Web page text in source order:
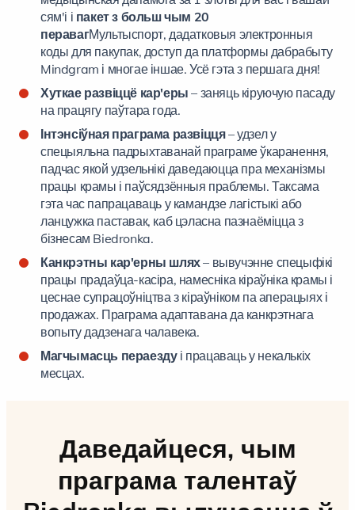
сям'і і пакет з больш чым 20
перавагМультыспорт, дадатковыя электронныя
коды для пакупак, доступ да платформы дабрабыту
Mindgram і многае іншае. Усё гэта з першага дня!
Хуткае развіццё кар'еры – заняць кіруючую пасаду
на працягу паўтара года.
Інтэнсіўная праграма развіцця– удзел у
спецыяльна падрыхтаванай праграме ўкаранення,
падчас якой удзельнікі даведаюцца пра механізмы
працы крамы і паўсядзённыя праблемы. Таксама
гэта час папрацаваць у камандзе лагістыкі або
ланцужка паставак, каб цэласна пазнаёміцца з
бізнесам Biedronka.
Канкрэтны кар'ерны шлях– вывучэнне спецыфікі
працы прадаўца-касіра, намесніка кіраўніка крамы і
цеснае супрацоўніцтва з кіраўніком па аперацыях і
продажах. Праграма адаптавана да канкрэтнага
вопыту дадзенага чалавека.
Магчымасць пераезду і працаваць у некалькіх
месцах.
Даведайцеся, чым
праграма талентаў